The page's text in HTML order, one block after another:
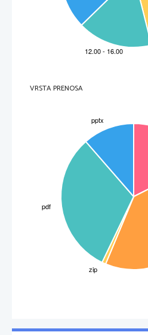
VRSTA PRENOSA